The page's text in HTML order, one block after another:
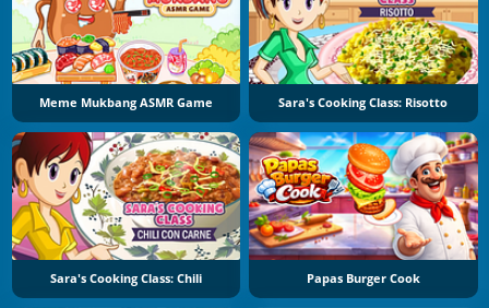
Meme Mukbang ASMR Game Sara's Cooking Class: Risotto
Sara's Cooking Class: Chili Papas Burger Cook